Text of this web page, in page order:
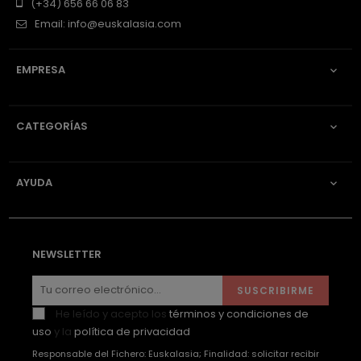
(+34) 656 66 06 83
Email: info@euskalasia.com
EMPRESA 
CATEGORÍAS 
AYUDA 
NEWSLETTER
SUSCRIBIRME
He leído y acepto los términos y condiciones de
uso y la política de privacidad
Responsable del Fichero: Euskalasia; Finalidad: solicitar recibir